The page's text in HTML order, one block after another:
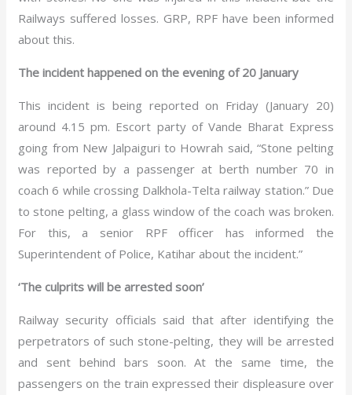
Railways suffered losses. GRP, RPF have been informed
about this.
The incident happened on the evening of 20 January
This incident is being reported on Friday (January 20)
around 4.15 pm. Escort party of Vande Bharat Express
going from New Jalpaiguri to Howrah said, “Stone pelting
was reported by a passenger at berth number 70 in
coach 6 while crossing Dalkhola-Telta railway station.” Due
to stone pelting, a glass window of the coach was broken.
For this, a senior RPF officer has informed the
Superintendent of Police, Katihar about the incident.”
‘The culprits will be arrested soon’
Railway security officials said that after identifying the
perpetrators of such stone-pelting, they will be arrested
and sent behind bars soon. At the same time, the
passengers on the train expressed their displeasure over